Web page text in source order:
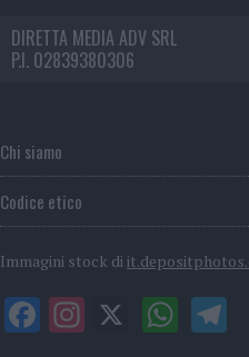
DIRETTA MEDIA ADV SRL
P.I. 02839380306
Chi siamo
Codice etico
Immagini stock di